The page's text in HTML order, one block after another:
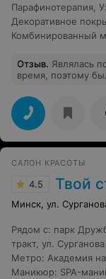
Парафинотерапия
Декоративное
Комбинированный
Отзыв. Являлась
время, поэтому
администратора,
настроение
меня.
САЛОН КРАСОТЫ
4.5 Твой
Минск, ул.
Рядом с: парк
тракт, ул. Сурганова
Метро: Академия
Маникюр: SPA-